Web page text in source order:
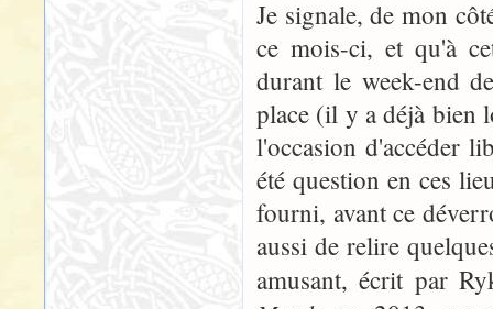
Je signale, de mon
ce mois-ci, et qu'à
durant le week-end
place (il y a déjà bien
l'occasion d'accéder
été question en ces
fourni, avant ce
aussi de relire
amusant, écrit par